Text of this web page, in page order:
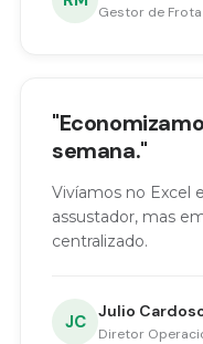
Gestor de Frota
semana."
Vivíamos no Excel
assustador, mas
centralizado.
JC Julio
Diretor